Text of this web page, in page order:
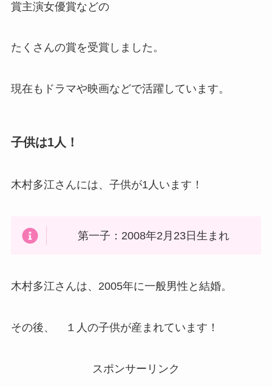
賞主演女優賞などの
たくさんの賞を受賞しました。
現在もドラマや映画などで活躍しています。
子供は1人！
木村多江さんには、子供が1人います！
第一子：2008年2月23日生まれ
木村多江さんは、2005年に一般男性と結婚。
その後、 １人の子供が産まれています！
スポンサーリンク